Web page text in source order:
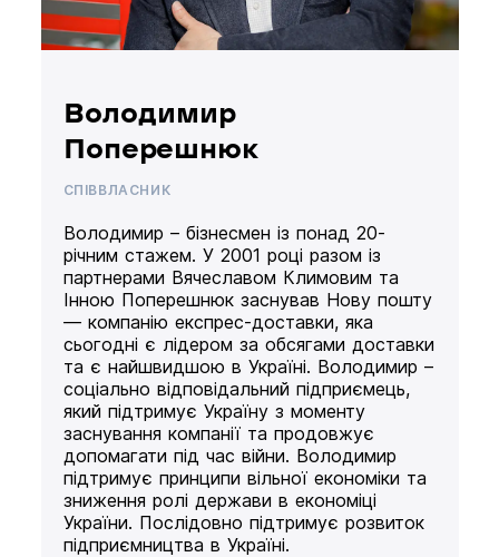
Володимир
Поперешнюк
СПІВВЛАСНИК
Володимир – бізнесмен із понад 20-
річним стажем. У 2001 році разом із
партнерами Вячеславом Климовим та
Інною Поперешнюк заснував Нову пошту
— компанію експрес-доставки, яка
сьогодні є лідером за обсягами доставки
та є найшвидшою в Україні. Володимир –
соціально відповідальний підприємець,
який підтримує Україну з моменту
заснування компанії та продовжує
допомагати під час війни. Володимир
підтримує принципи вільної економіки та
зниження ролі держави в економіці
України. Послідовно підтримує розвиток
підприємництва в Україні.